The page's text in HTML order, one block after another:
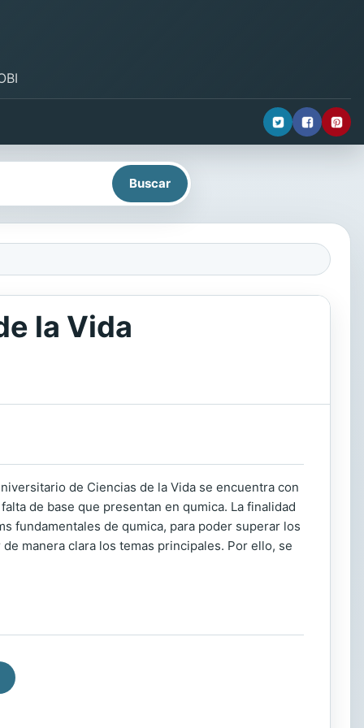
la Vida
de Ciencias de la Vida se encuentra con
de base que presentan en qumica. La finalidad
fundamentales de qumica, para poder superar los
manera clara los temas principales. Por ello, se